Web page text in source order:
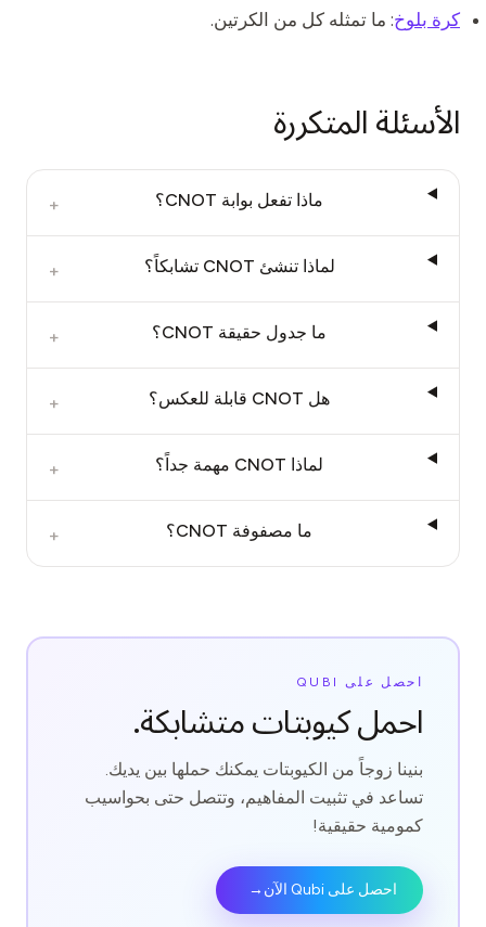
كرة بلوخ: ما تمثله كل من الكرتين.
الأسئلة المتكررة
ماذا تفعل بوابة CNOT؟ +
لماذا تنشئ CNOT تشابكاً؟ +
ما جدول حقيقة CNOT؟ +
هل CNOT قابلة للعكس؟ +
لماذا CNOT مهمة جداً؟ +
ما مصفوفة CNOT؟ +
احصل على QUBI
احمل كيوبتات متشابكة.
بنينا زوجاً من الكيوبتات يمكنك حملها بين يديك.
تساعد في تثبيت المفاهيم، وتتصل حتى بحواسيب
كمومية حقيقية!
احصل على Qubi الآن →